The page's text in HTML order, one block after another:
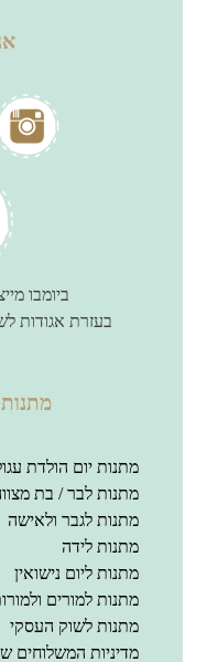
ביומבו
בעזרת אגודות
מתנות יום הולדת
מתנות לבר / בת
מתנות לגבר ולאישה
מתנות לידה
מתנות ליום נישואין
מתנות למורים
מתנות לשוק העסקי
מדיניות המשלוחים